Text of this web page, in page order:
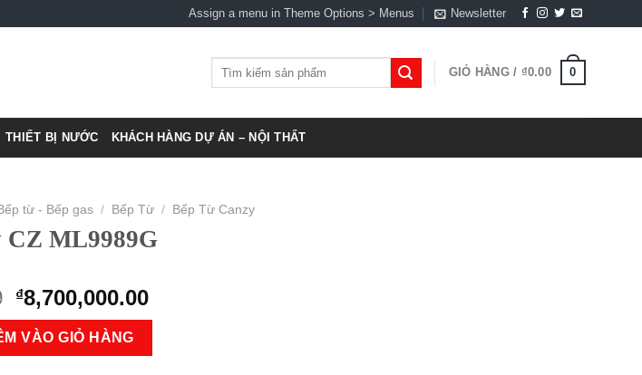
Assign a menu in Theme Options > Menus Newsletter
GIỎ HÀNG / ₫0.00 0
THIẾT BỊ NƯỚC KHÁCH HÀNG DỰ ÁN – NỘI THẤT
từ - Bếp gas / Bếp Từ / Bếp Từ Canzy
CZ ML9989G
Original
price
was:
₫16,980,000.00.
₫8,700,000.00Current
price
₫8,700,000.00.
số lượng
VÀO GIỎ HÀNG